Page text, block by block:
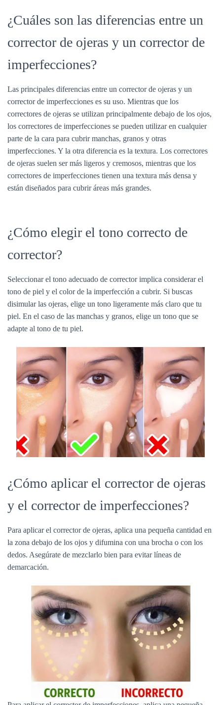
¿Cuáles son las diferencias entre un
corrector de ojeras y un corrector de
imperfecciones?
Las principales diferencias entre un corrector de ojeras y un
corrector de imperfecciones es su uso. Mientras que los
correctores de ojeras se utilizan principalmente debajo de los ojos,
los correctores de imperfecciones se pueden utilizar en cualquier
parte de la cara para cubrir manchas, granos y otras
imperfecciones. Y la otra diferencia es la textura. Los correctores
de ojeras suelen ser más ligeros y cremosos, mientras que los
correctores de imperfecciones tienen una textura más densa y
están diseñados para cubrir áreas más grandes.
¿Cómo elegir el tono correcto de
corrector?
Seleccionar el tono adecuado de corrector implica considerar el
tono de piel y el color de la imperfección a cubrir. Si buscas
disimular las ojeras, elige un tono ligeramente más claro que tu
piel. En el caso de las manchas y granos, elige un tono que se
adapte al tono de tu piel.
¿Cómo aplicar el corrector de ojeras
y el corrector de imperfecciones?
Para aplicar el corrector de ojeras, aplica una pequeña cantidad en
la zona debajo de los ojos y difumina con una brocha o con los
dedos. Asegúrate de mezclarlo bien para evitar líneas de
demarcación.